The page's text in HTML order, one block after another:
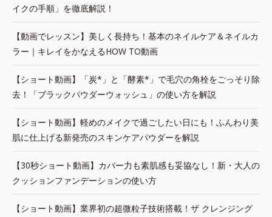
イクの手順」を徹底解説！
【動画でレッスン】美しく長持ち！基本のネイルケア＆ネイルカ
ラー｜キレイをかなえるHOW TO動画
【ショート動画】「炭*」と「酵素*」で毛穴の角栓をごっそり除
去！「ブラックパウダーウォッシュ」の使い方を解説
【ショート動画】軽めのメイクで過ごしたい日にも！ふんわり美
肌に仕上げる新発売のスキンケアパウダーを解説
【30秒ショート動画】カバー力も素肌感も妥協なし！新・大人の
クッションファンデーションの使い方
【ショート動画】業界初の超微粒子技術搭載！ザ クレンジング